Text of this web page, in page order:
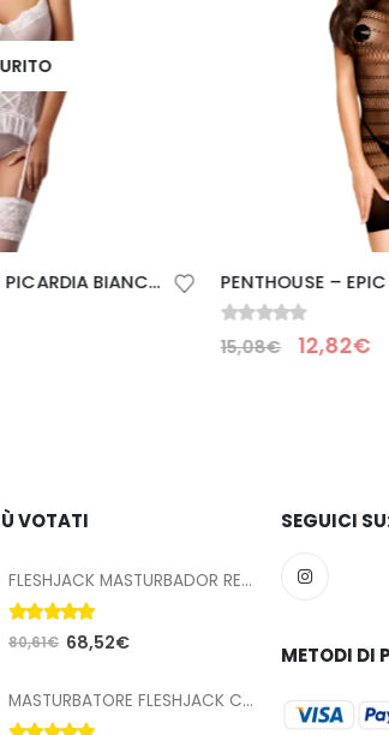
Su 5
30,24€
VOTATI
FLESHJACK MASTURBADOR RENO GOLD GOLDEN BOY BUTT
5.00Su 5
80,61€ 68,52€
MASTURBATORE FLESHJACK CADE MADDOX ALPHA BUTT
SEGUICI
METODI DI